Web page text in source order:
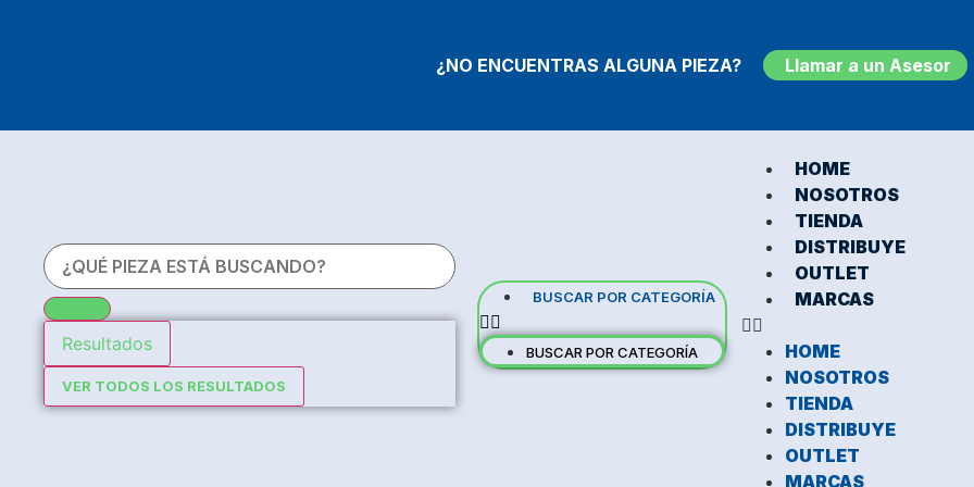
¿NO ENCUENTRAS ALGUNA PIEZA? Llamar a un Asesor
Resultados
VER TODOS LOS RESULTADOS
BUSCAR POR CATEGORÍA
BUSCAR POR CATEGORÍA
HOME
NOSOTROS
TIENDA
DISTRIBUYE
OUTLET
MARCAS
HOME
NOSOTROS
TIENDA
DISTRIBUYE
OUTLET
MARCAS